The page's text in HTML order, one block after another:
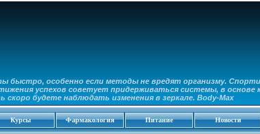
быстро, особенно если методы не вредят организму.
успехов советует придерживаться системы, в
скоро будете наблюдать изменения в зеркале. Body-Max
Курсы Фармакология Питание Новости